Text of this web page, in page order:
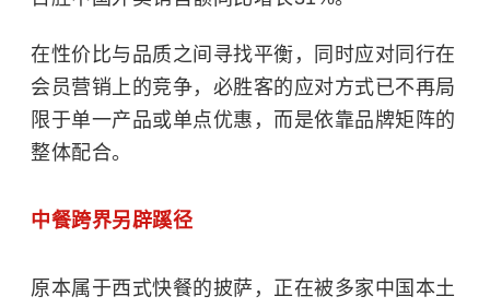
在性价比与品质之间寻找平衡，同时应对同行在
会员营销上的竞争，必胜客的应对方式已不再局
限于单一产品或单点优惠，而是依靠品牌矩阵的
整体配合。
中餐跨界另辟蹊径
原本属于西式快餐的披萨，正在被多家中国本土